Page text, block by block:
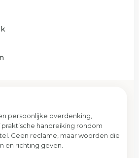
persoonlijke overdenking,
handreiking rondom
Geen reclame, maar woorden die
en richting geven.